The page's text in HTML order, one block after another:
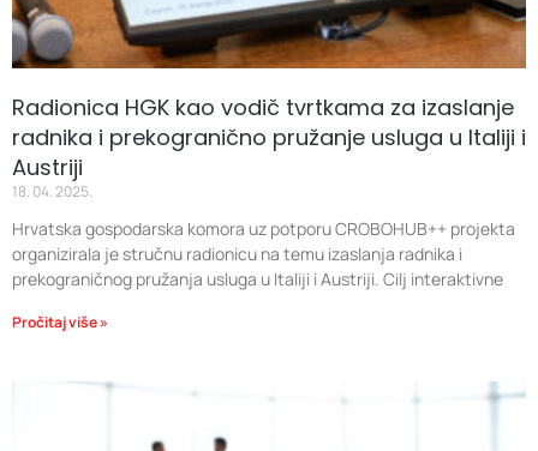
Radionica HGK kao vodič tvrtkama za izaslanje
radnika i prekogranično pružanje usluga u Italiji i
Austriji
18. 04. 2025.
Hrvatska gospodarska komora uz potporu CROBOHUB++ projekta
organizirala je stručnu radionicu na temu izaslanja radnika i
prekograničnog pružanja usluga u Italiji i Austriji. Cilj interaktivne
Pročitaj više »